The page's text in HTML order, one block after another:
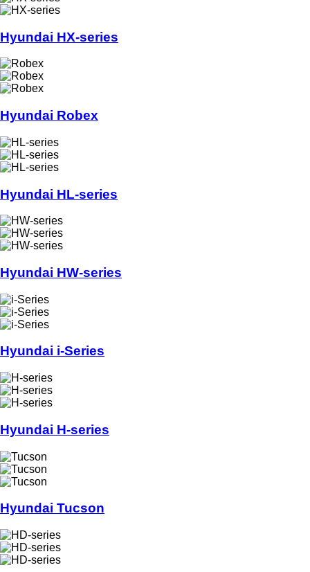
Hyundai HX-series
Hyundai Robex
Hyundai HL-series
Hyundai HW-series
Hyundai i-Series
Hyundai H-series
Hyundai Tucson